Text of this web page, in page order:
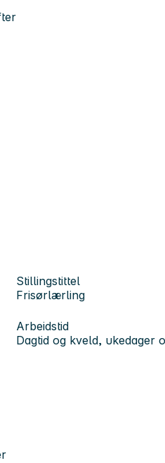
Stillingstittel
Frisørlærling
Arbeidstid
Dagtid og kveld, ukedager